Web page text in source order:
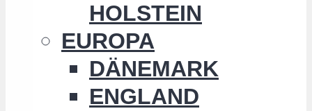
HOLSTEIN
EUROPA
DÄNEMARK
ENGLAND